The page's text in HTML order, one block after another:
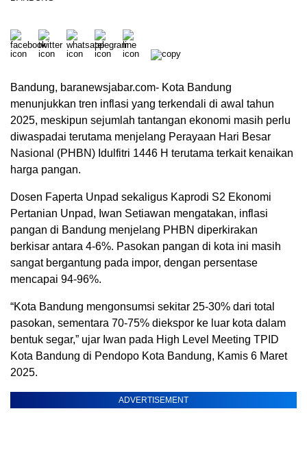
Bandung, baranewsjabar.com- Kota Bandung
menunjukkan tren inflasi yang terkendali di awal tahun
2025, meskipun sejumlah tantangan ekonomi masih perlu
diwaspadai terutama menjelang Perayaan Hari Besar
Nasional (PHBN) Idulfitri 1446 H terutama terkait kenaikan
harga pangan.
Dosen Faperta Unpad sekaligus Kaprodi S2 Ekonomi
Pertanian Unpad, Iwan Setiawan mengatakan, inflasi
pangan di Bandung menjelang PHBN diperkirakan
berkisar antara 4-6%. Pasokan pangan di kota ini masih
sangat bergantung pada impor, dengan persentase
mencapai 94-96%.
“Kota Bandung mengonsumsi sekitar 25-30% dari total
pasokan, sementara 70-75% diekspor ke luar kota dalam
bentuk segar,” ujar Iwan pada High Level Meeting TPID
Kota Bandung di Pendopo Kota Bandung, Kamis 6 Maret
2025.
ADVERTISEMENT